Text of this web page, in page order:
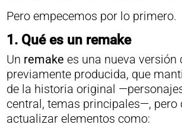
Pero empecemos por lo primero.
1. Qué es un remake
Un remake es una nueva versión
previamente producida, que
de la historia original
central, temas principales—, pero
actualizar elementos como: